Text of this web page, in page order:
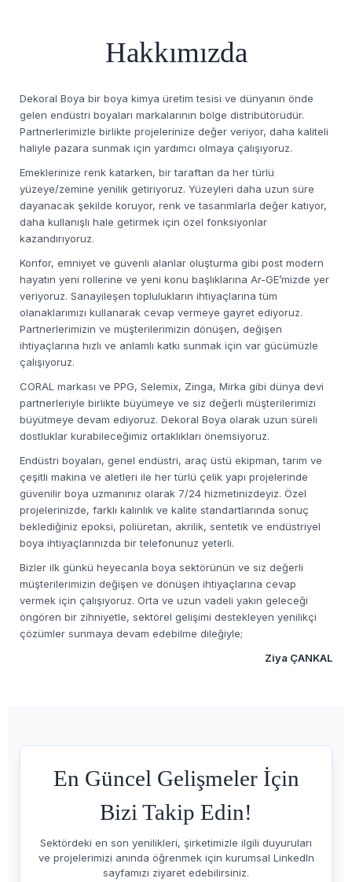
Hakkımızda
Dekoral Boya bir boya kimya üretim tesisi ve dünyanın önde
gelen endüstri boyaları markalarının bölge distribütörüdür.
Partnerlerimizle birlikte projelerinize değer veriyor, daha kaliteli
haliyle pazara sunmak için yardımcı olmaya çalışıyoruz.
Emeklerinize renk katarken, bir taraftan da her türlü
yüzeye/zemine yenilik getiriyoruz. Yüzeyleri daha uzun süre
dayanacak şekilde koruyor, renk ve tasarımlarla değer katıyor,
daha kullanışlı hale getirmek için özel fonksiyonlar
kazandırıyoruz.
Konfor, emniyet ve güvenli alanlar oluşturma gibi post modern
hayatın yeni rollerine ve yeni konu başlıklarına Ar-GE’mizde yer
veriyoruz. Sanayileşen toplulukların ihtiyaçlarına tüm
olanaklarımızı kullanarak cevap vermeye gayret ediyoruz.
Partnerlerimizin ve müşterilerimizin dönüşen, değişen
ihtiyaçlarına hızlı ve anlamlı katkı sunmak için var gücümüzle
çalışıyoruz.
CORAL markası ve PPG, Selemix, Zinga, Mirka gibi dünya devi
partnerleriyle birlikte büyümeye ve siz değerli müşterilerimizi
büyütmeye devam ediyoruz. Dekoral Boya olarak uzun süreli
dostluklar kurabileceğimiz ortaklıkları önemsiyoruz.
Endüstri boyaları, genel endüstri, araç üstü ekipman, tarım ve
çeşitli makina ve aletleri ile her türlü çelik yapı projelerinde
güvenilir boya uzmanınız olarak 7/24 hizmetinizdeyiz. Özel
projelerinizde, farklı kalınlık ve kalite standartlarında sonuç
beklediğiniz epoksi, poliüretan, akrilik, sentetik ve endüstriyel
boya ihtiyaçlarınızda bir telefonunuz yeterli.
Bizler ilk günkü heyecanla boya sektörünün ve siz değerli
müşterilerimizin değişen ve dönüşen ihtiyaçlarına cevap
vermek için çalışıyoruz. Orta ve uzun vadeli yakın geleceği
öngören bir zihniyetle, sektörel gelişimi destekleyen yenilikçi
çözümler sunmaya devam edebilme dileğiyle;
Ziya ÇANKAL
En Güncel Gelişmeler İçin
Bizi Takip Edin!
Sektördeki en son yenilikleri, şirketimizle ilgili duyuruları
ve projelerimizi anında öğrenmek için kurumsal LinkedIn
sayfamızı ziyaret edebilirsiniz.